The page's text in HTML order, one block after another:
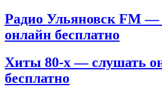
Радио Ульяновск FM —
онлайн бесплатно
Хиты 80-х — слушать
бесплатно